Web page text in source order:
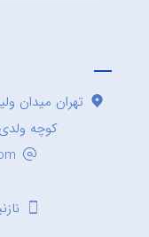
تهران میدان
کوچه ولدی پلاک ۳۹